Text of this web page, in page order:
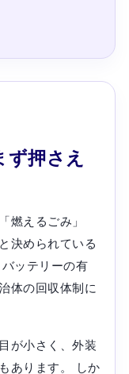
押さえ
燃えるごみ」
決められている
ッテリーの有
体の回収体制に
が小さく、外装
あります。 しか